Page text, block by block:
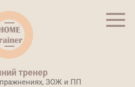
тренер
ЗОЖ и ПП